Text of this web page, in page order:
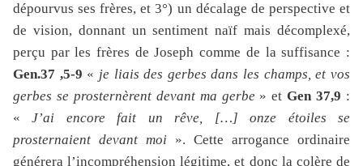
dépourvus ses frères, et 3°) un décalage de perspective et
de vision, donnant un sentiment naïf mais décomplexé,
perçu par les frères de Joseph comme de la suffisance :
Gen.37 ,5-9 « je liais des gerbes dans les champs, et vos
gerbes se prosternèrent devant ma gerbe » etGen 37,9 :
«J’ai encore fait un rêve,
[…] onze étoiles se
prosternaient devant moi ». Cette arrogance ordinaire
générera l’incompréhension légitime, et donc la colère de